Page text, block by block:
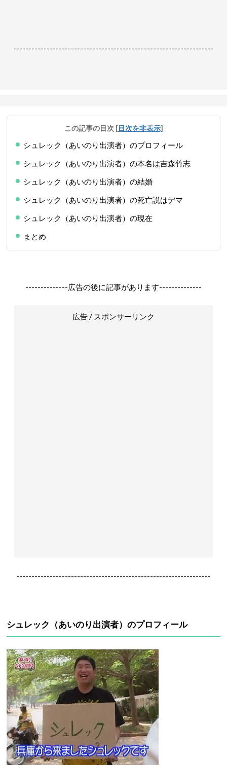
------------------------------------------------------------------
この記事の目次 [目次を非表示]
シュレック（あいのり出演者）のプロフィール
シュレック（あいのり出演者）の本名は吉森竹志
シュレック（あいのり出演者）の結婚
シュレック（あいのり出演者）の死亡説はデマ
シュレック（あいのり出演者）の現在
まとめ
--------------広告の後に記事があります--------------
広告 / スポンサーリンク
----------------------------------------------------------------
シュレック（あいのり出演者）のプロフィール